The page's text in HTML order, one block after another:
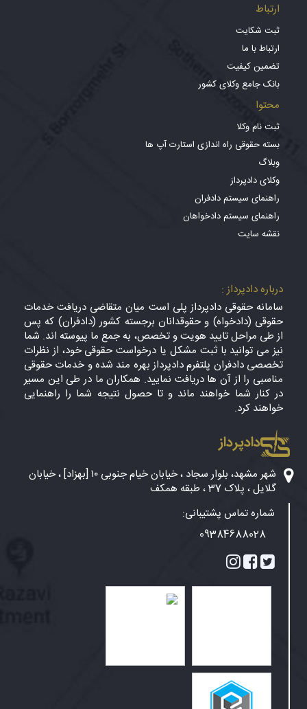
ارتباط
ثبت شکایت
ارتباط با ما
تضمین کیفیت
بانک جامع وکلای کشور
محتوا
ثبت نام وکلا
بسته حقوقی راه اندازی استارت آپ ها
وبلاگ
وکلای دادپرداز
راهنمای سیستم دادفران
راهنمای سیستم دادخواهان
نقشه سایت
درباره دادپرداز :
سامانه حقوقی دادپرداز پلی است میان متقاضی دریافت خدمات
حقوقی (دادخواه) و حقوقدانان برجسته کشور (دادفران) که پس
از طی مراحل تایید هویت و تخصص، به جمع ما پیوسته اند. شما
نیز می توانید با ثبت مشکل یا درخواست حقوقی خود، از نظرات
تخصصی دادفران پلتفرم دادپرداز بهره مند شده و خدمات حقوقی
مناسبی را از آن ها دریافت نمایید. همکاران ما در طی این مسیر
در کنار شما خواهند ماند و تا حصول نتیجه شما را راهنمایی
خواهند کرد.
دادپرداز
شهر مشهد، بلوار سجاد ، خیابان خیام جنوبی ۱۰ [بهزاد] ، خیابان
گلایل ، پلاک 37 ، طبقه همکف
شماره تماس پشتیبانی:
09384688028